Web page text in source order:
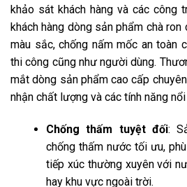
khảo sát khách hàng và các công
khách hàng dòng sản phẩm chà
màu sắc, chống nấm mốc an toàn
thi công cũng như người dùng.
mắt dòng sản phẩm cao cấp
nhận chất lượng và các tính năng
Chống thấm tuyệt đối:
chống thấm nước tối ưu,
tiếp xúc thường xuyên với
hay khu vực ngoài trời.